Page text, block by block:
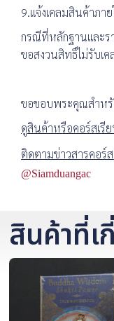
9.แจ้งเคลมสินค้าภา
กรณีที่หลักฐานและร
ขอสงวนสิทธิ์ไม่รับเ
ขอขอบพระคุณสำห
ดูสินค้าหรือคอร์สเรี
ติดตามข่าวสารคอร์
@Siamduangac
สินค้าที่เ